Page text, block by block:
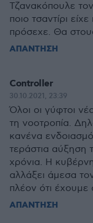
Τζανακόπουλε
ποιο τσαντίρι
πρόσεχε. Θα
ΑΠΑΝΤΗΣΗ
Controller
30.10.2021, 23:39
Όλοι οι γύφτοι
τη νοοτροπία.
κανένα
τεράστια αύξηση
χρόνια. Η
αλλάξει άμεσα
πλέον ότι
ΑΠΑΝΤΗΣΗ